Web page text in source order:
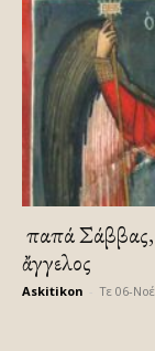
Ὁ παπά
ἄγγελος
Askitikon Τε 06-